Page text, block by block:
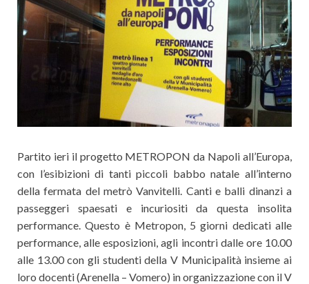
Partito ieri il progetto METROPON da Napoli all’Europa,
con l’esibizioni di tanti piccoli babbo natale all’interno
della fermata del metrò Vanvitelli. Canti e balli dinanzi a
passeggeri spaesati e incuriositi da questa insolita
performance. Questo è Metropon, 5 giorni dedicati alle
performance, alle esposizioni, agli incontri dalle ore 10.00
alle 13.00 con gli studenti della V Municipalità insieme ai
loro docenti (Arenella – Vomero) in organizzazione con il V